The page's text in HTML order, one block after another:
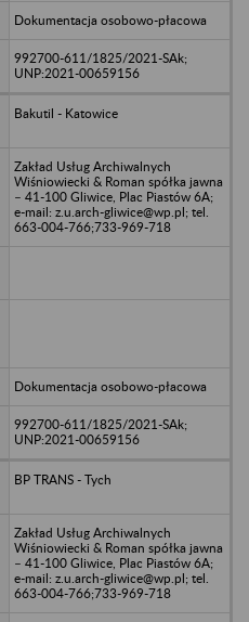
Dokumentacja osobowo-płacowa
992700-611/1825/2021-SAk;
UNP:2021-00659156
Bakutil - Katowice
Zakład Usług Archiwalnych
Wiśniowiecki & Roman spółka jawna
– 41-100 Gliwice, Plac Piastów 6A;
e-mail: z.u.arch-gliwice@wp.pl; tel.
663-004-766;733-969-718
Dokumentacja osobowo-płacowa
992700-611/1825/2021-SAk;
UNP:2021-00659156
BP TRANS - Tych
Zakład Usług Archiwalnych
Wiśniowiecki & Roman spółka jawna
– 41-100 Gliwice, Plac Piastów 6A;
e-mail: z.u.arch-gliwice@wp.pl; tel.
663-004-766;733-969-718